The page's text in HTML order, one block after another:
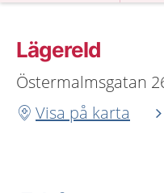
Lägereld
Östermalmsgatan
Visa på karta